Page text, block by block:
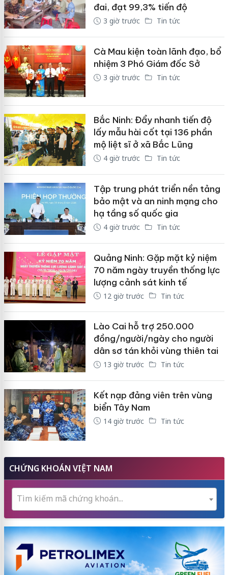
đai, đạt 99,3% tiến độ
3 giờ trước Tin tức
Cà Mau kiện toàn lãnh đạo, bổ
nhiệm 3 Phó Giám đốc Sở
3 giờ trước Tin tức
Bắc Ninh: Đẩy nhanh tiến độ
lấy mẫu hài cốt tại 136 phần
mộ liệt sĩ ở xã Bắc Lũng
4 giờ trước Tin tức
Tập trung phát triển nền tảng
bảo mật và an ninh mạng cho
hạ tầng số quốc gia
4 giờ trước Tin tức
Quảng Ninh: Gặp mặt kỷ niệm
70 năm ngày truyền thống lực
lượng cảnh sát kinh tế
12 giờ trước Tin tức
Lào Cai hỗ trợ 250.000
đồng/người/ngày cho người
dân sơ tán khỏi vùng thiên tai
13 giờ trước Tin tức
Kết nạp đảng viên trên vùng
biển Tây Nam
14 giờ trước Tin tức
CHỨNG KHOÁN VIỆT NAM
Tìm kiếm mã chứng khoán...